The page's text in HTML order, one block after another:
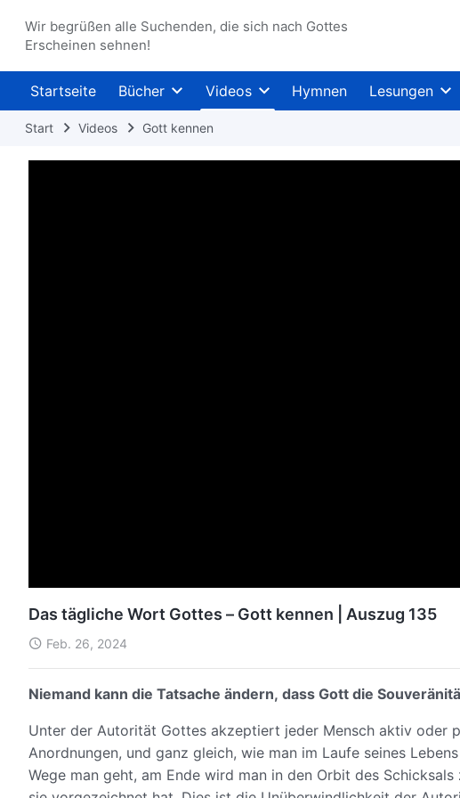
Wir begrüßen alle Suchenden, die sich nach Gottes
Erscheinen sehnen!
Startseite Bücher Videos Hymnen Lesungen
Start Videos Gott kennen
Das tägliche Wort Gottes – Gott kennen | Auszug 135
Feb. 26, 2024
Niemand kann die Tatsache ändern, dass Gott die
Unter der Autorität Gottes akzeptiert jeder Mensch aktiv oder
Anordnungen, und ganz gleich, wie man im Laufe seines
Wege man geht, am Ende wird man in den Orbit des